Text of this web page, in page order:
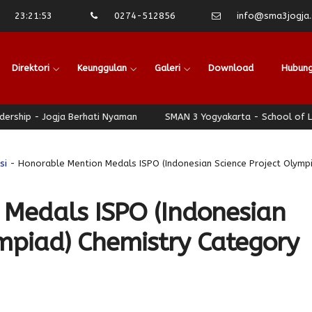
23 :21:54 0274-512856
Direktori Keunggulan Galeri Download
Nyaman SMAN 3 Yogyakarta - School of Leadership -
- Honorable Mention Medals ISPO (Indonesian Science Project
ISPO (Indonesian
Chemistry Category